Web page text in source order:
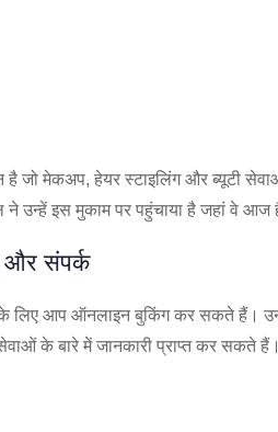
मेकअप, हेयर स्टाइलिंग और ब्यूटी सेवाओं
उन्हें इस मुकाम पर पहुंचाया है जहां वे आज
संपर्क
आप ऑनलाइन बुकिंग कर सकते हैं।
के बारे में जानकारी प्राप्त कर सकते हैं।